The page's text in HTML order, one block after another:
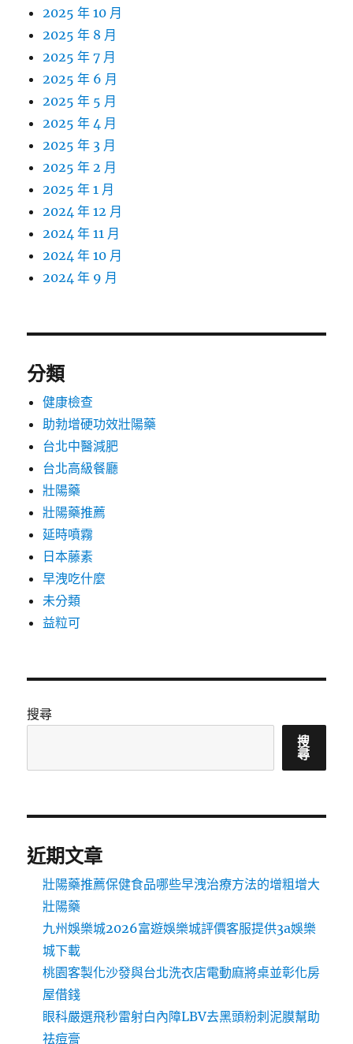
2025 年 10 月
2025 年 8 月
2025 年 7 月
2025 年 6 月
2025 年 5 月
2025 年 4 月
2025 年 3 月
2025 年 2 月
2025 年 1 月
2024 年 12 月
2024 年 11 月
2024 年 10 月
2024 年 9 月
分類
健康檢查
助勃增硬功效壯陽藥
台北中醫減肥
台北高級餐廳
壯陽藥
壯陽藥推薦
延時噴霧
日本藤素
早洩吃什麼
未分類
益粒可
搜尋
搜
尋
近期文章
壯陽藥推薦保健食品哪些早洩治療方法的增粗增大
壯陽藥
九州娛樂城2026富遊娛樂城評價客服提供3a娛樂
城下載
桃園客製化沙發與台北洗衣店電動麻將桌並彰化房
屋借錢
眼科嚴選飛秒雷射白內障LBV去黑頭粉刺泥膜幫助
祛痘膏